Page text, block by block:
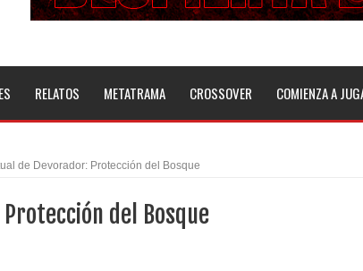
RELATOS METATRAMA CROSSOVER COMIENZA A
de Devorador: Protección del Bosque
del Bosque